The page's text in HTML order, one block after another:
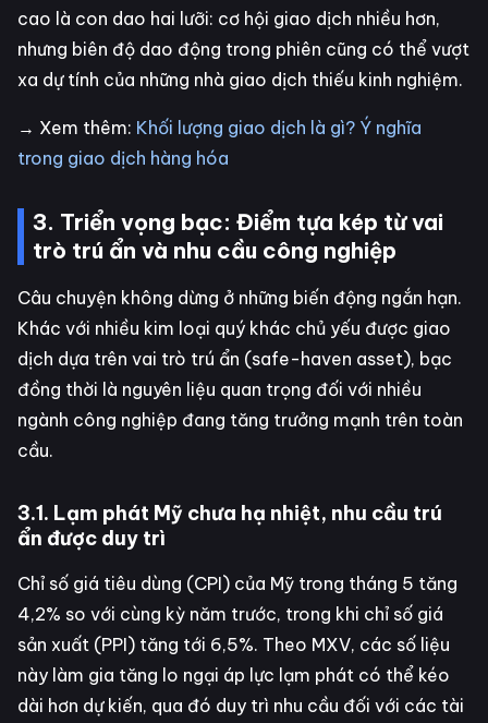
cao là con dao hai lưỡi: cơ hội giao dịch nhiều hơn,
nhưng biên độ dao động trong phiên cũng có thể vượt
xa dự tính của những nhà giao dịch thiếu kinh nghiệm.
→ Xem thêm: Khối lượng giao dịch là gì? Ý nghĩa
trong giao dịch hàng hóa
3. Triển vọng bạc: Điểm tựa kép từ vai
trò trú ẩn và nhu cầu công nghiệp
Câu chuyện không dừng ở những biến động ngắn hạn.
Khác với nhiều kim loại quý khác chủ yếu được giao
dịch dựa trên vai trò trú ẩn (safe-haven asset), bạc
đồng thời là nguyên liệu quan trọng đối với nhiều
ngành công nghiệp đang tăng trưởng mạnh trên toàn
cầu.
3.1. Lạm phát Mỹ chưa hạ nhiệt, nhu cầu trú
ẩn được duy trì
Chỉ số giá tiêu dùng (CPI) của Mỹ trong tháng 5 tăng
4,2% so với cùng kỳ năm trước, trong khi chỉ số giá
sản xuất (PPI) tăng tới 6,5%. Theo MXV, các số liệu
này làm gia tăng lo ngại áp lực lạm phát có thể kéo
dài hơn dự kiến, qua đó duy trì nhu cầu đối với các tài